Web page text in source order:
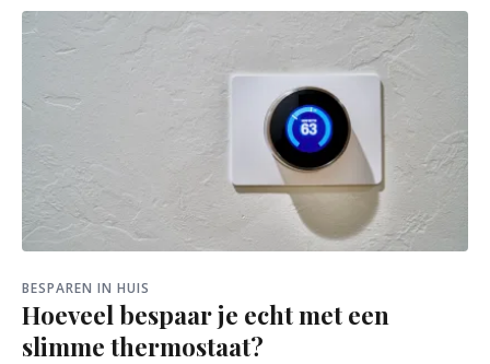
BESPAREN IN HUIS
Hoeveel bespaar je echt met een
slimme thermostaat?